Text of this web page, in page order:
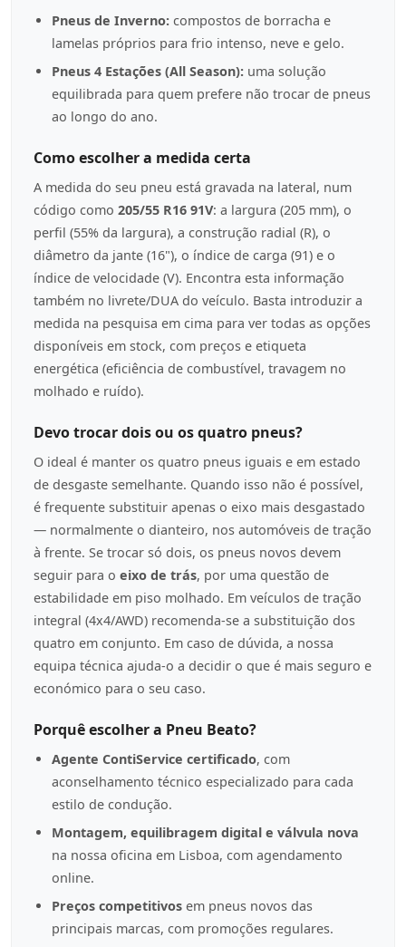
Pneus de Inverno: compostos de borracha e
lamelas próprios para frio intenso, neve e gelo.
Pneus 4 Estações (All Season): uma solução
equilibrada para quem prefere não trocar de pneus
ao longo do ano.
Como escolher a medida certa
A medida do seu pneu está gravada na lateral, num
código como 205/55 R16 91V: a largura (205 mm), o
perfil (55% da largura), a construção radial (R), o
diâmetro da jante (16"), o índice de carga (91) e o
índice de velocidade (V). Encontra esta informação
também no livrete/DUA do veículo. Basta introduzir a
medida na pesquisa em cima para ver todas as opções
disponíveis em stock, com preços e etiqueta
energética (eficiência de combustível, travagem no
molhado e ruído).
Devo trocar dois ou os quatro pneus?
O ideal é manter os quatro pneus iguais e em estado
de desgaste semelhante. Quando isso não é possível,
é frequente substituir apenas o eixo mais desgastado
— normalmente o dianteiro, nos automóveis de tração
à frente. Se trocar só dois, os pneus novos devem
seguir para o eixo de trás, por uma questão de
estabilidade em piso molhado. Em veículos de tração
integral (4x4/AWD) recomenda-se a substituição dos
quatro em conjunto. Em caso de dúvida, a nossa
equipa técnica ajuda-o a decidir o que é mais seguro e
económico para o seu caso.
Porquê escolher a Pneu Beato?
Agente ContiService certificado, com
aconselhamento técnico especializado para cada
estilo de condução.
Montagem, equilibragem digital e válvula nova
na nossa oficina em Lisboa, com agendamento
online.
Preços competitivos em pneus novos das
principais marcas, com promoções regulares.